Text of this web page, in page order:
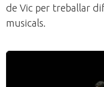
de Vic per treballar
musicals.